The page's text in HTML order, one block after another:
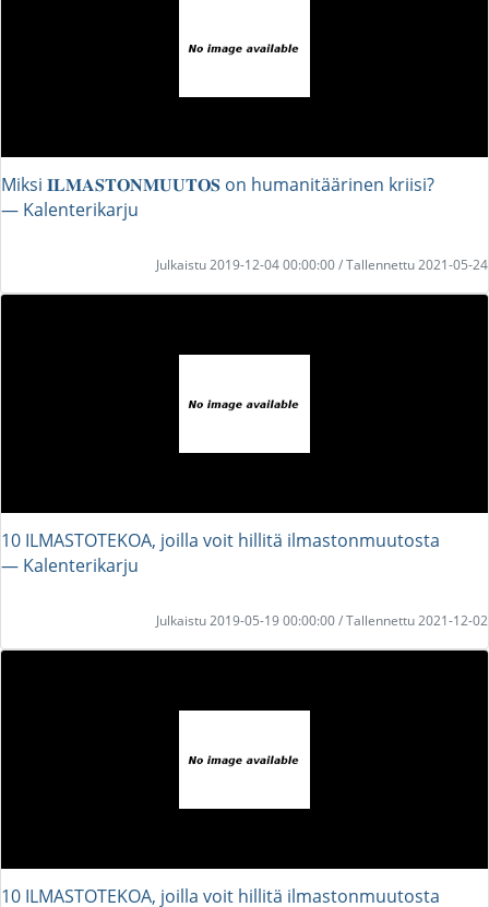
Miksi 𝐈𝐋𝐌𝐀𝐒𝐓𝐎𝐍𝐌𝐔𝐔𝐓𝐎𝐒 on humanitäärinen kriisi?
― Kalenterikarju
Julkaistu 2019-12-04 00:00:00 / Tallennettu 2021-05-24
10 ILMASTOTEKOA, joilla voit hillitä ilmastonmuutosta
― Kalenterikarju
Julkaistu 2019-05-19 00:00:00 / Tallennettu 2021-12-02
10 ILMASTOTEKOA, joilla voit hillitä ilmastonmuutosta